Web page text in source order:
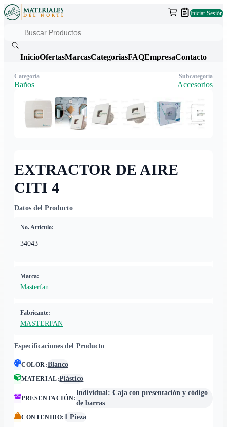
Iniciar Sesión
InicioOfertasMarcasCategoriasFAQEmpresaContacto
EXTRACTOR DE AIRE
CITI 4
Datos del Producto
No. Artículo:
34043
Marca:
Masterfan
Fabricante:
MASTERFAN
Especificaciones del Producto
COLOR:Blanco
MATERIAL:Plástico
PRESENTACIÓN:
Individual: Caja con presentación y código
de barras
CONTENIDO: 1 Pieza
Categoría
Baños
Subcategoría
Accesorios